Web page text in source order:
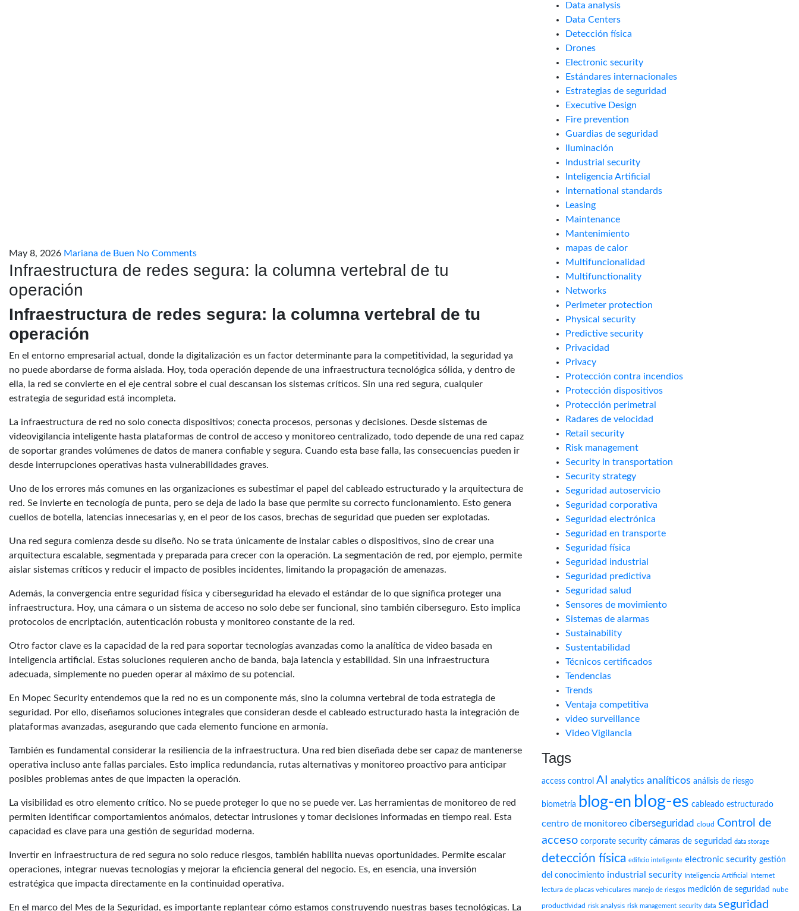
May 8, 2026 Mariana de Buen No Comments
Infraestructura de redes segura: la columna vertebral de tu
operación
Infraestructura de redes segura: la columna vertebral de tu
operación
En el entorno empresarial actual, donde la digitalización es un factor determinante para la competitividad, la seguridad ya
no puede abordarse de forma aislada. Hoy, toda operación depende de una infraestructura tecnológica sólida, y dentro de
ella, la red se convierte en el eje central sobre el cual descansan los sistemas críticos. Sin una red segura, cualquier
estrategia de seguridad está incompleta.
La infraestructura de red no solo conecta dispositivos; conecta procesos, personas y decisiones. Desde sistemas de
videovigilancia inteligente hasta plataformas de control de acceso y monitoreo centralizado, todo depende de una red capaz
de soportar grandes volúmenes de datos de manera confiable y segura. Cuando esta base falla, las consecuencias pueden ir
desde interrupciones operativas hasta vulnerabilidades graves.
Uno de los errores más comunes en las organizaciones es subestimar el papel del cableado estructurado y la arquitectura de
red. Se invierte en tecnología de punta, pero se deja de lado la base que permite su correcto funcionamiento. Esto genera
cuellos de botella, latencias innecesarias y, en el peor de los casos, brechas de seguridad que pueden ser explotadas.
Una red segura comienza desde su diseño. No se trata únicamente de instalar cables o dispositivos, sino de crear una
arquitectura escalable, segmentada y preparada para crecer con la operación. La segmentación de red, por ejemplo, permite
aislar sistemas críticos y reducir el impacto de posibles incidentes, limitando la propagación de amenazas.
Además, la convergencia entre seguridad física y ciberseguridad ha elevado el estándar de lo que significa proteger una
infraestructura. Hoy, una cámara o un sistema de acceso no solo debe ser funcional, sino también ciberseguro. Esto implica
protocolos de encriptación, autenticación robusta y monitoreo constante de la red.
Otro factor clave es la capacidad de la red para soportar tecnologías avanzadas como la analítica de video basada en
inteligencia artificial. Estas soluciones requieren ancho de banda, baja latencia y estabilidad. Sin una infraestructura
adecuada, simplemente no pueden operar al máximo de su potencial.
En Mopec Security entendemos que la red no es un componente más, sino la columna vertebral de toda estrategia de
seguridad. Por ello, diseñamos soluciones integrales que consideran desde el cableado estructurado hasta la integración de
plataformas avanzadas, asegurando que cada elemento funcione en armonía.
También es fundamental considerar la resiliencia de la infraestructura. Una red bien diseñada debe ser capaz de mantenerse
operativa incluso ante fallas parciales. Esto implica redundancia, rutas alternativas y monitoreo proactivo para anticipar
posibles problemas antes de que impacten la operación.
La visibilidad es otro elemento crítico. No se puede proteger lo que no se puede ver. Las herramientas de monitoreo de red
permiten identificar comportamientos anómalos, detectar intrusiones y tomar decisiones informadas en tiempo real. Esta
capacidad es clave para una gestión de seguridad moderna.
Invertir en infraestructura de red segura no solo reduce riesgos, también habilita nuevas oportunidades. Permite escalar
operaciones, integrar nuevas tecnologías y mejorar la eficiencia general del negocio. Es, en esencia, una inversión
estratégica que impacta directamente en la continuidad operativa.
En el marco del Mes de la Seguridad, es importante replantear cómo estamos construyendo nuestras bases tecnológicas. La
Data analysis
Data Centers
Detección física
Drones
Electronic security
Estándares internacionales
Estrategias de seguridad
Executive Design
Fire prevention
Guardias de seguridad
Iluminación
Industrial security
Inteligencia Artificial
International standards
Leasing
Maintenance
Mantenimiento
mapas de calor
Multifuncionalidad
Multifunctionality
Networks
Perimeter protection
Physical security
Predictive security
Privacidad
Privacy
Protección contra incendios
Protección dispositivos
Protección perimetral
Radares de velocidad
Retail security
Risk management
Security in transportation
Security strategy
Seguridad autoservicio
Seguridad corporativa
Seguridad electrónica
Seguridad en transporte
Seguridad física
Seguridad industrial
Seguridad predictiva
Seguridad salud
Sensores de movimiento
Sistemas de alarmas
Sustainability
Sustentabilidad
Técnicos certificados
Tendencias
Trends
Ventaja competitiva
video surveillance
Video Vigilancia
Tags
access control AI analytics analíticos análisis de riesgo
biometría blog-en blog-es cableado estructurado
centro de monitoreo ciberseguridad cloud Control de
acceso corporate security cámaras de seguridad data storage
detección física edificio inteligente electronic security gestión
del conocimiento industrial security Inteligencia Artificial
Internet
lectura de placas vehiculares manejo de riesgos medición de seguridad nube
productividad risk analysis risk management security data seguridad